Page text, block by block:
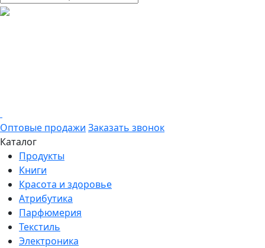
Оптовые продажи Заказать звонок
Каталог
Продукты
Книги
Красота и здоровье
Атрибутика
Парфюмерия
Текстиль
Электроника